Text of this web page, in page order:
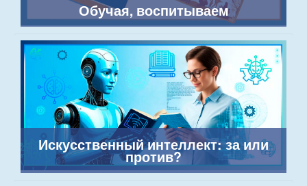
Обучая, воспитываем
Искусственный интеллект: за или
против?